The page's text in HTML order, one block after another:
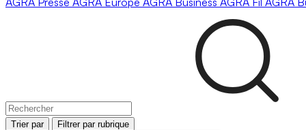
Trier par Filtrer par rubrique